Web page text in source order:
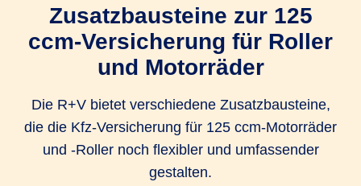
Zusatzbausteine zur 125
ccm-Versicherung für Roller
und Motorräder
Die R+V bietet verschiedene Zusatzbausteine,
die die Kfz-Versicherung für 125 ccm-Motorräder
und -Roller noch flexibler und umfassender
gestalten.